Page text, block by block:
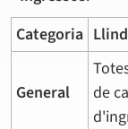
Categoria
General
de